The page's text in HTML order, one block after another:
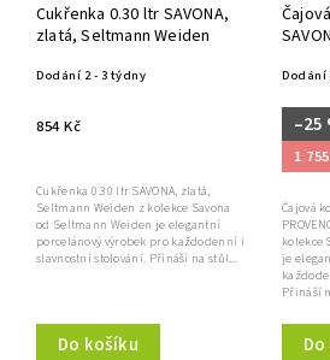
Cukřenka 0.30 ltr SAVONA,
zlatá, Seltmann Weiden
Dodání 2 - 3 týdny
854 Kč
Do košíku
Cukřenka 0.30 ltr SAVONA, zlatá,
Seltmann Weiden z kolekce Savona
od Seltmann Weiden je elegantní
porcelánový výrobek pro každodenní i
slavnostní stolování. Přináší na stůl...
Dodání
–25
1
Čajová
kolekce
je
Přináší